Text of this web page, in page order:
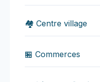
🏘️ Centre village
🏪 Commerces